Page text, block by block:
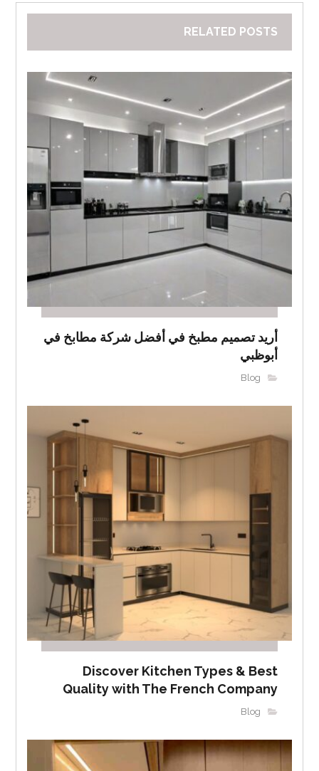
RELATED POSTS
أريد تصميم مطبخ في أفضل شركة مطابخ في
أبوظبي
Blog
Discover Kitchen Types & Best
Quality with The French Company
Blog